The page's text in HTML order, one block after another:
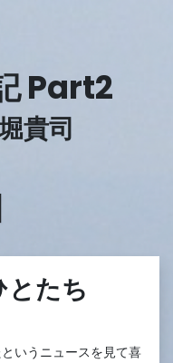
Part2
貴司
たち
いうニュースを見て喜